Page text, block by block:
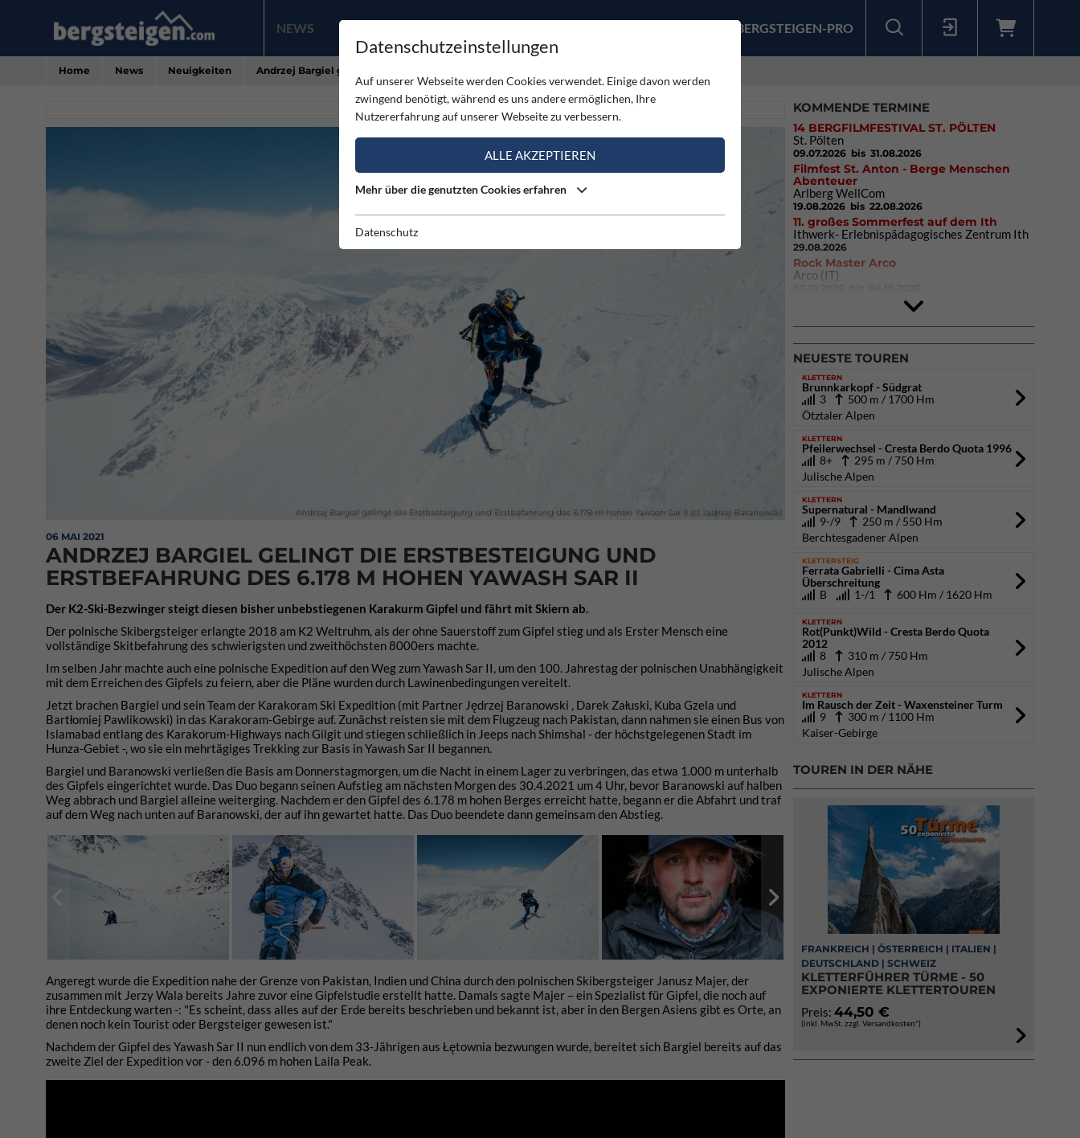
NEWS PRODUKTE BERGSTEIGEN-PRO
Home News Neuigkeiten Andrzej Bargiel gelingt die Erstbesteigung und Erstbefahrung des 6.178 m hohen Yawash Sar II
Andrzej Bargiel gelingt die Erstbesteigung und Erstbefahrung des 6.178 m hohen Yawash Sar II (c) Jędrzej Baranowski
06 MAI 2021
ANDRZEJ BARGIEL GELINGT DIE ERSTBESTEIGUNG UND
ERSTBEFAHRUNG DES 6.178 M HOHEN YAWASH SAR II
Der K2-Ski-Bezwinger steigt diesen bisher unbebstiegenen Karakurm Gipfel und fährt mit Skiern ab.
Der polnische Skibergsteiger erlangte 2018 am K2 Weltruhm, als der ohne Sauerstoff zum Gipfel stieg und als Erster Mensch eine
vollständige Skitbefahrung des schwierigsten und zweithöchsten 8000ers machte.
Im selben Jahr machte auch eine polnische Expedition auf den Weg zum Yawash Sar II, um den 100. Jahrestag der polnischen Unabhängigkeit
mit dem Erreichen des Gipfels zu feiern, aber die Pläne wurden durch Lawinenbedingungen vereitelt.
Jetzt brachen Bargiel und sein Team der Karakoram Ski Expedition (mit Partner Jędrzej Baranowski , Darek Załuski, Kuba Gzela und
Bartłomiej Pawlikowski) in das Karakoram-Gebirge auf. Zunächst reisten sie mit dem Flugzeug nach Pakistan, dann nahmen sie einen Bus von
Islamabad entlang des Karakorum-Highways nach Gilgit und stiegen schließlich in Jeeps nach Shimshal - der höchstgelegenen Stadt im
Hunza-Gebiet -, wo sie ein mehrtägiges Trekking zur Basis in Yawash Sar II begannen.
Bargiel und Baranowski verließen die Basis am Donnerstagmorgen, um die Nacht in einem Lager zu verbringen, das etwa 1.000 m unterhalb
des Gipfels eingerichtet wurde. Das Duo begann seinen Aufstieg am nächsten Morgen des 30.4.2021 um 4 Uhr, bevor Baranowski auf halben
Weg abbrach und Bargiel alleine weiterging. Nachdem er den Gipfel des 6.178 m hohen Berges erreicht hatte, begann er die Abfahrt und traf
auf dem Weg nach unten auf Baranowski, der auf ihn gewartet hatte. Das Duo beendete dann gemeinsam den Abstieg.
Angeregt wurde die Expedition nahe der Grenze von Pakistan, Indien und China durch den polnischen Skibergsteiger Janusz Majer, der
zusammen mit Jerzy Wala bereits Jahre zuvor eine Gipfelstudie erstellt hatte. Damals sagte Majer – ein Spezialist für Gipfel, die noch auf
ihre Entdeckung warten -: "Es scheint, dass alles auf der Erde bereits beschrieben und bekannt ist, aber in den Bergen Asiens gibt es Orte, an
denen noch kein Tourist oder Bergsteiger gewesen ist."
Nachdem der Gipfel des Yawash Sar II nun endlich von dem 33-Jährigen aus Łętownia bezwungen wurde, bereitet sich Bargiel bereits auf das
zweite Ziel der Expedition vor - den 6.096 m hohen Laila Peak.
KOMMENDE TERMINE
14 BERGFILMFESTIVAL ST. PÖLTEN
St. Pölten
09.07.2026 bis 31.08.2026
Filmfest St. Anton - Berge Menschen
Abenteuer
Arlberg WellCom
19.08.2026 bis 22.08.2026
11. großes Sommerfest auf dem Ith
Ithwerk- Erlebnispädagogisches Zentrum Ith
29.08.2026
Rock Master Arco
Arco (IT)
9. Eiskletter Festival Osttirol
08.01.2027bis 10.01.2027
NEUESTE TOUREN
KLETTERN
Brunnkarkopf - Südgrat
3
500 m / 1700 Hm
Ötztaler Alpen
KLETTERN
Pfeilerwechsel - Cresta Berdo Quota 1996
8+
295 m / 750 Hm
Julische Alpen
KLETTERN
Supernatural - Mandlwand
9-/9
250 m / 550 Hm
Berchtesgadener Alpen
KLETTERSTEIG
Ferrata Gabrielli - Cima Asta
Überschreitung
B
1-/1 600 Hm / 1620 Hm
KLETTERN
Rot(Punkt)Wild - Cresta Berdo Quota
2012
8
310 m / 750 Hm
Julische Alpen
KLETTERN
Im Rausch der Zeit - Waxensteiner Turm
9
300 m / 1100 Hm
Kaiser-Gebirge
TOUREN IN DER NÄHE
FRANKREICH | ÖSTERREICH | ITALIEN |
DEUTSCHLAND | SCHWEIZ
KLETTERFÜHRER TÜRME - 50
EXPONIERTE KLETTERTOUREN
Preis: 44,50 €
(inkl. MwSt. zzgl. Versandkosten*)
Datenschutzeinstellungen
Auf unserer Webseite werden Cookies verwendet. Einige davon werden
zwingend benötigt, während es uns andere ermöglichen, Ihre
Nutzererfahrung auf unserer Webseite zu verbessern.
ALLE AKZEPTIEREN
Mehr über die genutzten Cookies erfahren
Datenschutz